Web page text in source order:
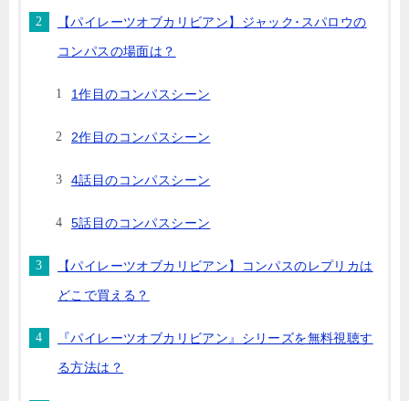
【パイレーツオブカリビアン】ジャック･スパロウの
コンパスの場面は？
1作目のコンパスシーン
2作目のコンパスシーン
4話目のコンパスシーン
5話目のコンパスシーン
【パイレーツオブカリビアン】コンパスのレプリカは
どこで買える？
『パイレーツオブカリビアン』シリーズを無料視聴す
る方法は？